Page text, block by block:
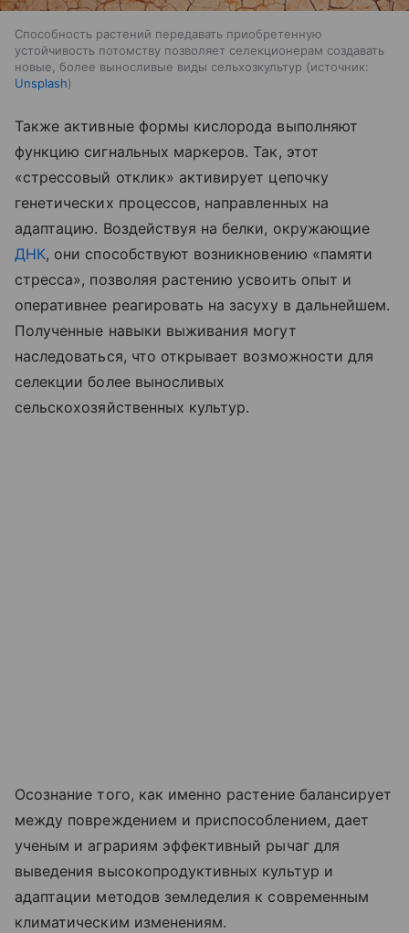
Способность растений передавать приобретенную
устойчивость потомству позволяет селекционерам создавать
новые, более выносливые виды сельхозкультур
источник:
Unsplash
Также активные формы кислорода выполняют
функцию сигнальных маркеров. Так, этот
«стрессовый отклик» активирует цепочку
генетических процессов, направленных на
адаптацию. Воздействуя на белки, окружающие
ДНК, они способствуют возникновению «памяти
стресса», позволяя растению усвоить опыт и
оперативнее реагировать на засуху в дальнейшем.
Полученные навыки выживания могут
наследоваться, что открывает возможности для
селекции более выносливых
сельскохозяйственных культур.
Осознание того, как именно растение балансирует
между повреждением и приспособлением, дает
ученым и аграриям эффективный рычаг для
выведения высокопродуктивных культур и
адаптации методов земледелия к современным
климатическим изменениям.